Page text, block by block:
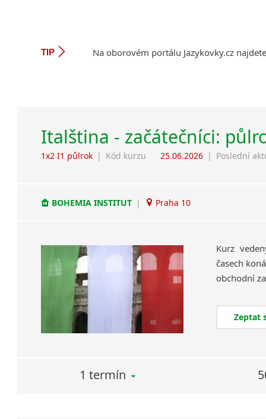
TIP Na oborovém portálu Jazykovky.cz
Italština - začátečníci:
1x2 I1 půlrok | Kód kurzu 25.06.2026 | Poslední
BOHEMIA INSTITUT | Praha 10
Kurz
časech
Zeptat
1 termín